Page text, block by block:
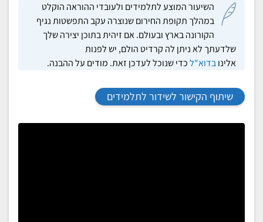
השיעור המוצע לתלמידים ולעובדי ההוראה הוקלט
במהלך תקופת החירום שנוצרה עקב התפשטות נגיף
הקורונה בארץ ובעולם. אם זיהית בתוכן יצירה שלך
שלדעתך לא ניתן לה קרדיט הולם, יש לפנות
אלינובדוא"לכדי שנוכל לעדכן זאת. מודים על ההבנה.
שיתוף הקישור לשידור לתלמידים